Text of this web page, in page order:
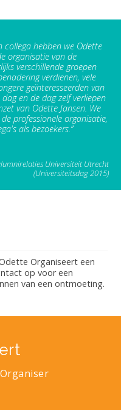
collega hebben we Odette
organisatie van de
verschillende groepen
verdienen, vele
geïnteresseerden van
en de dag zelf verliepen
van Odette Jansen. We
professionele organisatie,
als bezoekers.”
Universiteit Utrecht
(Universiteitsdag 2015)
Organiseert een
op voor een
van een ontmoeting.